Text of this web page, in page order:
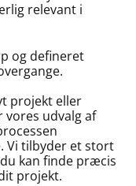
relevant i
og defineret
projekt eller
udvalg af
Vi tilbyder et stort
kan finde præcis
projekt.